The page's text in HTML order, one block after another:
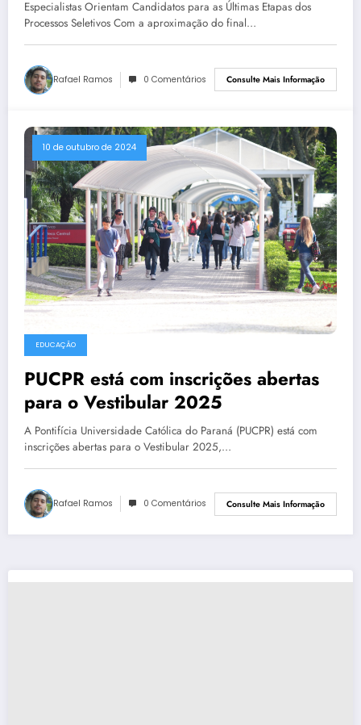
Especialistas Orientam Candidatos para as Últimas Etapas dos
Processos Seletivos Com a aproximação do final…
Rafael Ramos 0 Comentários Consulte Mais Informação
10 de outubro de 2024
EDUCAÇÃO
PUCPR está com inscrições abertas
para o Vestibular 2025
A Pontifícia Universidade Católica do Paraná (PUCPR) está com
inscrições abertas para o Vestibular 2025,…
Rafael Ramos 0 Comentários Consulte Mais Informação